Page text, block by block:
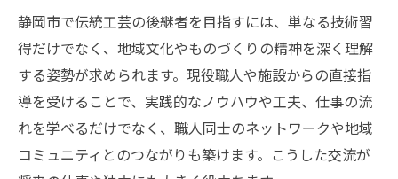
静岡市で伝統工芸の後継者を目指すには、単なる技術習
得だけでなく、地域文化やものづくりの精神を深く理解
する姿勢が求められます。現役職人や施設からの直接指
導を受けることで、実践的なノウハウや工夫、仕事の流
れを学べるだけでなく、職人同士のネットワークや地域
コミュニティとのつながりも築けます。こうした交流が